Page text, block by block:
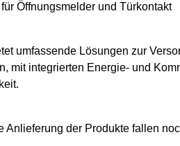
Öffnungsmelder und Türkontakt
umfassende Lösungen zur
mit integrierten Energie- und
Anlieferung der Produkte fallen